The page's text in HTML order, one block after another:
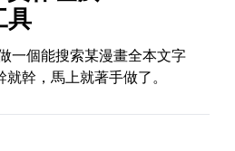
具
一個能搜索某漫畫全本文字
幹，馬上就著手做了。